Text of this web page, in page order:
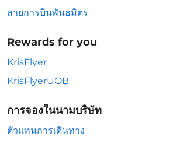
สายการบินพันธมิตร
Rewards for you
KrisFlyer
KrisFlyerUOB
การจองในนามบริษัท
ตัวแทนการเดินทาง